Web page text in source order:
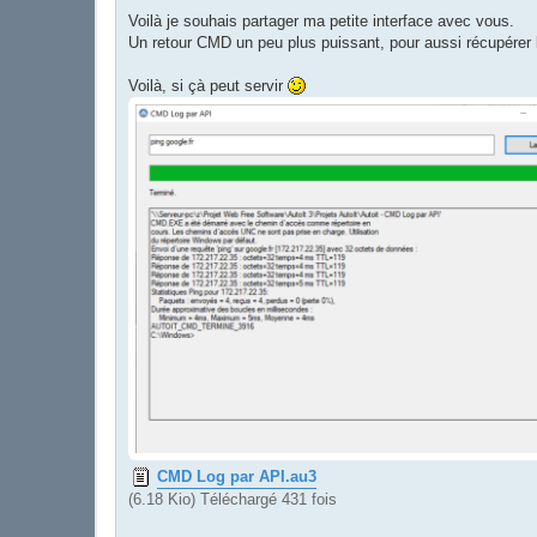
g
Voilà je souhais partager ma petite interface avec vous.
Un retour CMD un peu plus puissant, pour aussi récupérer
Voilà, si çà peut servir
CMD Log par API.au3
(6.18 Kio) Téléchargé 431 fois